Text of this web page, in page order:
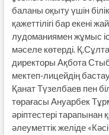
баланы оқыту үшін
қажеттілігі бар екені
лудоманиямен жұмыс
мәселе көтерді.
директоры Ақбота
мектеп-лицейдің
Қанат Түзелбаев пен
төрағасы Ануарбек
әріптестері
әлеуметтік желіде